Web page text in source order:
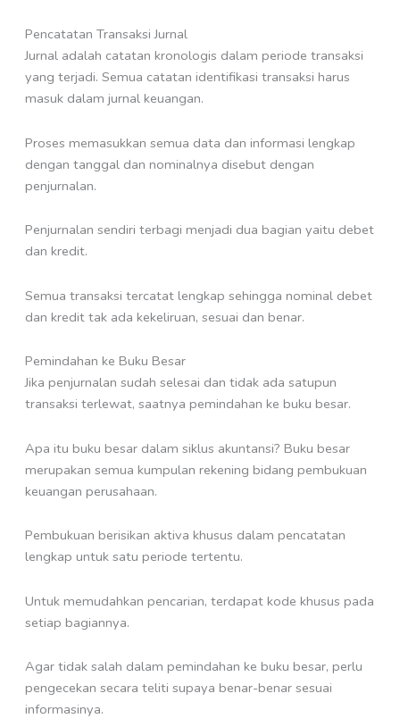
Pencatatan Transaksi Jurnal
Jurnal adalah catatan kronologis dalam periode transaksi
yang terjadi. Semua catatan identifikasi transaksi harus
masuk dalam jurnal keuangan.
Proses memasukkan semua data dan informasi lengkap
dengan tanggal dan nominalnya disebut dengan
penjurnalan.
Penjurnalan sendiri terbagi menjadi dua bagian yaitu debet
dan kredit.
Semua transaksi tercatat lengkap sehingga nominal debet
dan kredit tak ada kekeliruan, sesuai dan benar.
Pemindahan ke Buku Besar
Jika penjurnalan sudah selesai dan tidak ada satupun
transaksi terlewat, saatnya pemindahan ke buku besar.
Apa itu buku besar dalam siklus akuntansi? Buku besar
merupakan semua kumpulan rekening bidang pembukuan
keuangan perusahaan.
Pembukuan berisikan aktiva khusus dalam pencatatan
lengkap untuk satu periode tertentu.
Untuk memudahkan pencarian, terdapat kode khusus pada
setiap bagiannya.
Agar tidak salah dalam pemindahan ke buku besar, perlu
pengecekan secara teliti supaya benar-benar sesuai
informasinya.